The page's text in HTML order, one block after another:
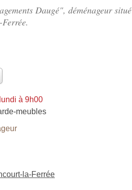
Daugé", déménageur situé
à 9h00
meubles
la-Ferrée